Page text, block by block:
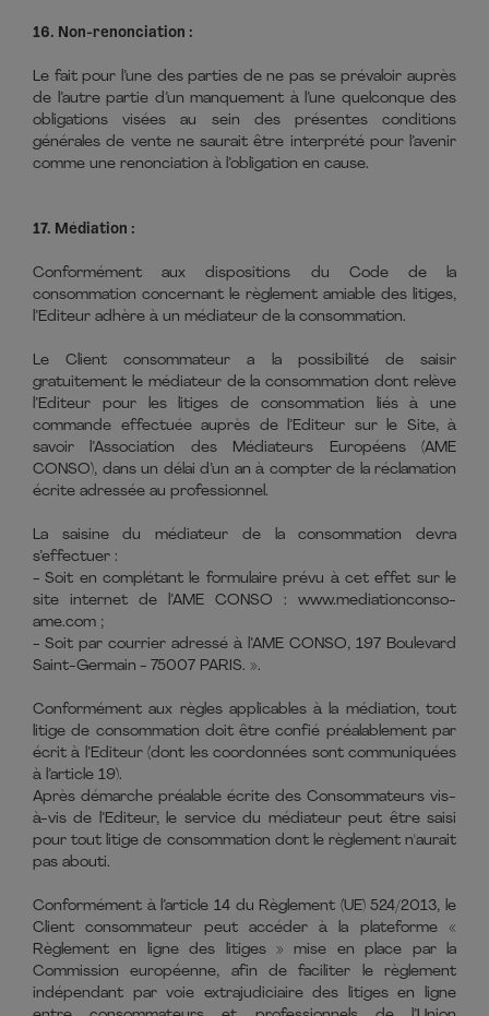
16. Non-renonciation :
Le fait pour l’une des parties de ne pas se prévaloir auprès
de l’autre partie d’un manquement à l’une quelconque des
obligations visées au sein des présentes conditions
générales de vente ne saurait être interprété pour l’avenir
comme une renonciation à l’obligation en cause.
17. Médiation :
Conformément aux dispositions du Code de la
consommation concernant le règlement amiable des litiges,
l’Editeur adhère à un médiateur de la consommation.
Le Client consommateur a la possibilité de saisir
gratuitement le médiateur de la consommation dont relève
l’Editeur pour les litiges de consommation liés à une
commande effectuée auprès de l’Editeur sur le Site, à
savoir l’Association des Médiateurs Européens (AME
CONSO), dans un délai d’un an à compter de la réclamation
écrite adressée au professionnel.
La saisine du médiateur de la consommation devra
s’effectuer :
- Soit en complétant le formulaire prévu à cet effet sur le
site internet de l’AME CONSO : www.mediationconso-
ame.com ;
- Soit par courrier adressé à l’AME CONSO, 197 Boulevard
Saint-Germain - 75007 PARIS. ».
Conformément aux règles applicables à la médiation, tout
litige de consommation doit être confié préalablement par
écrit à l’Editeur (dont les coordonnées sont communiquées
à l’article 19).
Après démarche préalable écrite des Consommateurs vis-
à-vis de l’Editeur, le service du médiateur peut être saisi
pour tout litige de consommation dont le règlement n'aurait
pas abouti.
Conformément à l’article 14 du Règlement (UE) 524/2013, le
Client consommateur peut accéder à la plateforme «
Règlement en ligne des litiges » mise en place par la
Commission européenne, afin de faciliter le règlement
indépendant par voie extrajudiciaire des litiges en ligne